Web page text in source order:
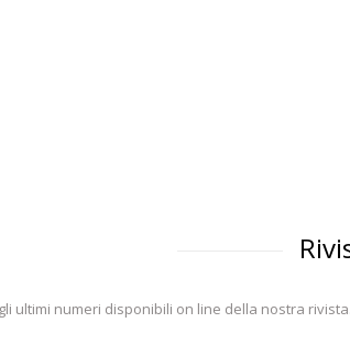
ultimi numeri disponibili on line della nostra